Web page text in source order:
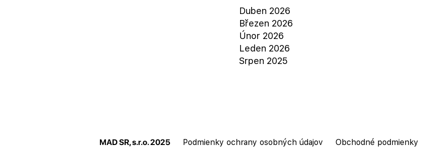
Duben 2026
Březen 2026
Únor 2026
Leden 2026
Srpen 2025
MAD SR, s.r.o. 2025 Podmienky ochrany osobných údajov Obchodné podmienky